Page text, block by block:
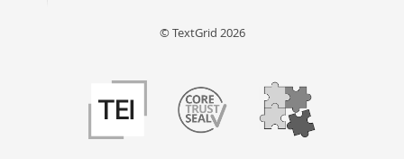
© TextGrid 2026